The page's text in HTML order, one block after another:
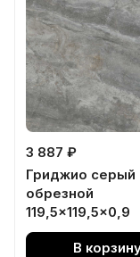
3 887 ₽
Гриджио серый
обрезной
119,5x119,5x0,9
В